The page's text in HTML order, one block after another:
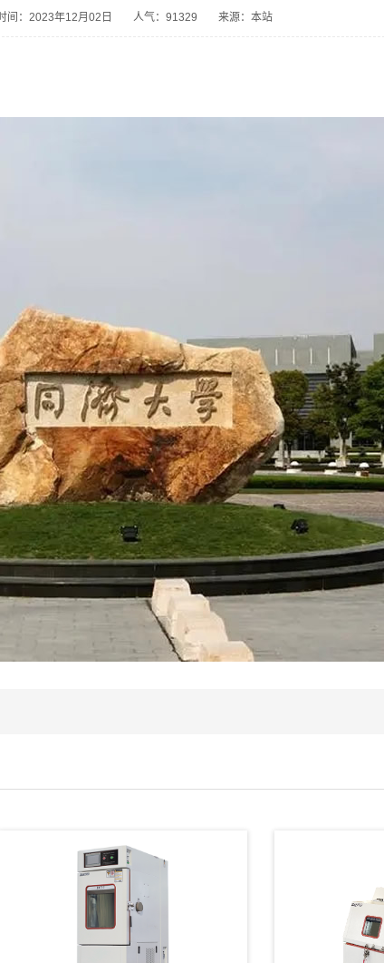
间：2023年12月02日 人气：91329 来源：本站